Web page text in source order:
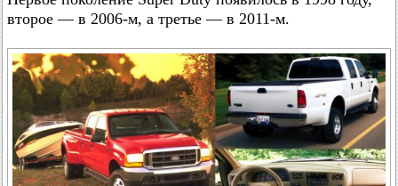
второе — в 2006-м, а третье — в 2011-м.